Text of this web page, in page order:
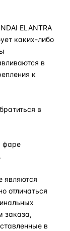
ELANTRA
каких-либо
в
к
в
фаре
.
являются
отличаться
заказа,
в